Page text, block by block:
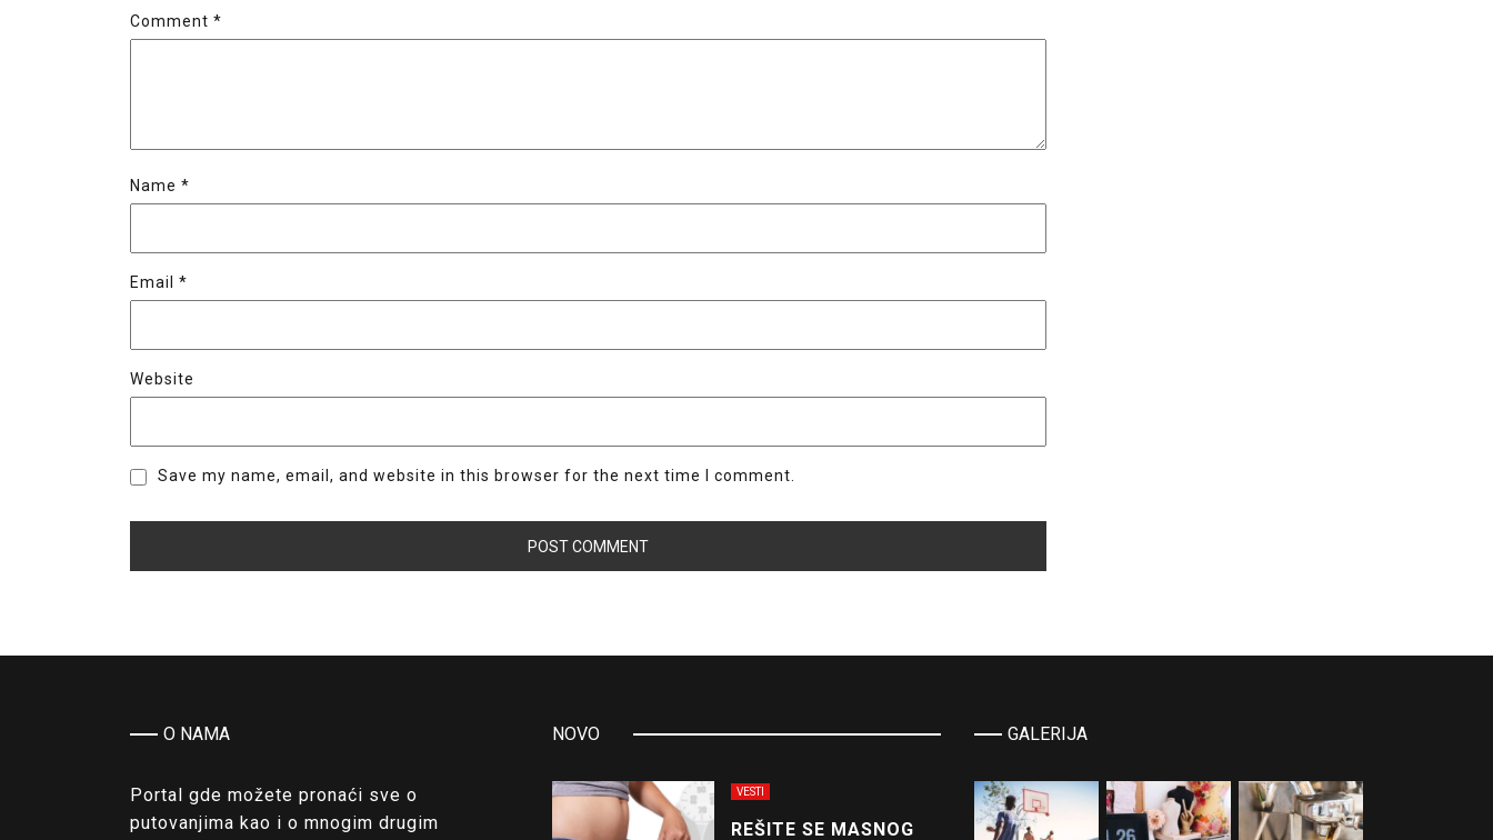
Comment *
Name *
Email *
Website
Save my name, email, and website in this browser for the next time I comment.
O NAMA
Portal gde možete pronaći sve o
putovanjima kao i o mnogim drugim
NOVO
VESTI
REŠITE SE MASNOG
GALERIJA